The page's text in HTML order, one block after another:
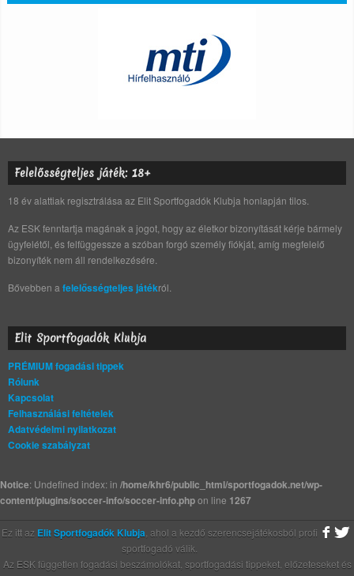
Felelősségteljes játék: 18+
18 év alattiak regisztrálása az Elit Sportfogadók Klubja honlapján tilos.
Az ESK fenntartja magának a jogot, hogy az életkor bizonyítását kérje bármely
ügyfelétől, és felfüggessze a szóban forgó személy fiókját, amíg megfelelő
bizonyíték nem áll rendelkezésére.
Bővebben a felelősségteljes játékról.
Elit Sportfogadók Klubja
PRÉMIUM fogadási tippek
Rólunk
Kapcsolat
Felhasználási feltételek
Adatvédelmi nyilatkozat
Cookie szabályzat
Notice: Undefined index: in /home/khr6/public_html/sportfogadok.net/wp-
content/plugins/soccer-info/soccer-info.phpon line 1267
Ez itt az Elit Sportfogadók Klubja , ahol a kezdő szerencsejátékosból profi
sportfogadó válik.
Az ESK független fogadási beszámolókat, sportfogadási tippeket, előzeteseket és